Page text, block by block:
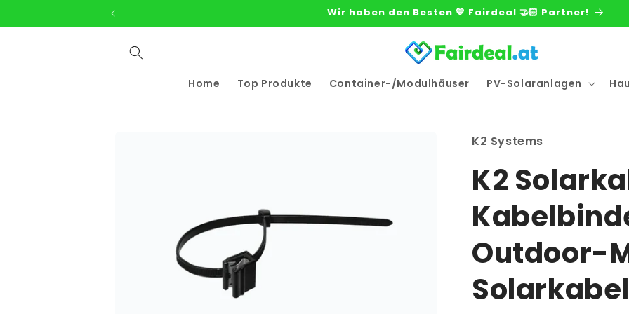
Inhalt
Wir haben den Besten 💙 Fairdeal 🤝🏻 Partner!
Home Top Produkte Container-/Modulhäuser PV-Solaranlagen
K2 Systems
K2
Outdoor-